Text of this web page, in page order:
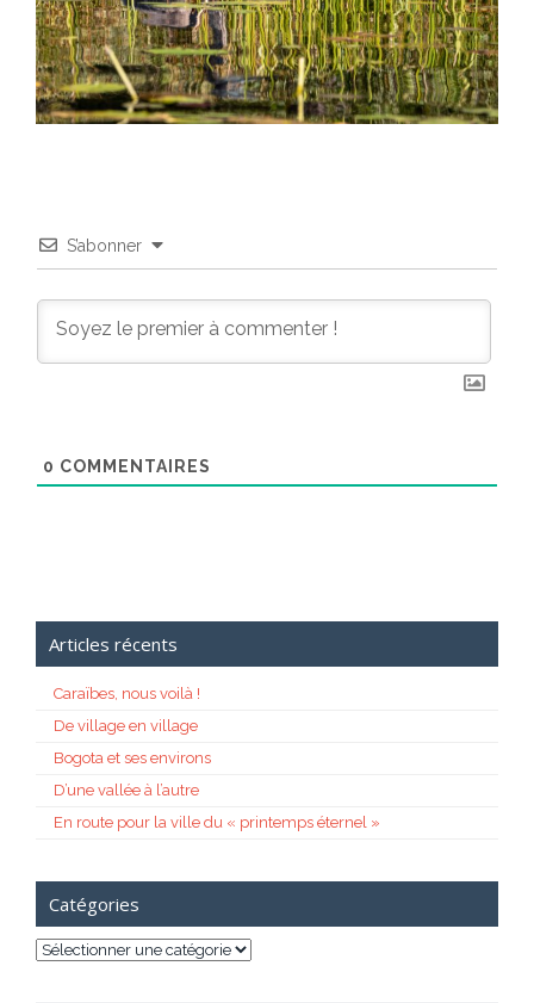
S’abonner
0 COMMENTAIRES
Articles récents
Caraïbes, nous voilà !
De village en village
Bogota et ses environs
D’une vallée à l’autre
En route pour la ville du « printemps éternel »
Catégories
Catégories